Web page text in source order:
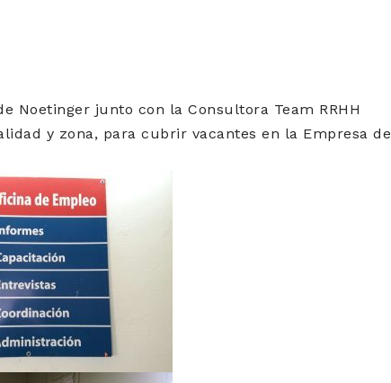
Noetinger junto con la Consultora Team RRHH
y zona, para cubrir vacantes en la Empresa de